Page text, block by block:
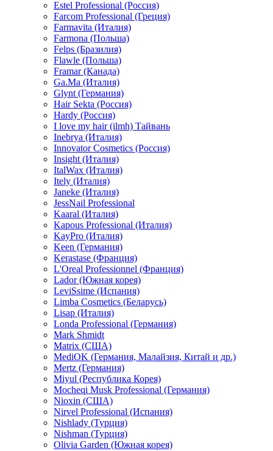
Estel Professional (Россия)
Farcom Professional (Греция)
Farmavita (Италия)
Farmona (Польша)
Felps (Бразилия)
Flawle (Польша)
Framar (Канада)
Ga.Ma (Италия)
Glynt (Германия)
Hair Sekta (Россия)
Hardy (Россия)
I love my hair (ilmh) Тайвань
Inebrya (Италия)
Innovator Cosmetics (Россия)
Insight (Италия)
ItalWax (Италия)
Itely (Италия)
Janeke (Италия)
JessNail Professional
Kaaral (Италия)
Kapous Professional (Италия)
KayPro (Италия)
Keen (Германия)
Kerastase (Франция)
L'Oreal Professionnel (Франция)
Lador (Южная корея)
LeviSsime (Испания)
Limba Cosmetics (Беларусь)
Lisap (Италия)
Londa Professional (Германия)
Mark Shmidt
Matrix (США)
MediOK (Германия, Малайзия, Китай и др.)
Mertz (Германия)
Miyul (Республика Корея)
Mocheqi Musk Professional (Германия)
Nioxin (США)
Nirvel Professional (Испания)
Nishlady (Турция)
Nishman (Турция)
Olivia Garden (Южная корея)